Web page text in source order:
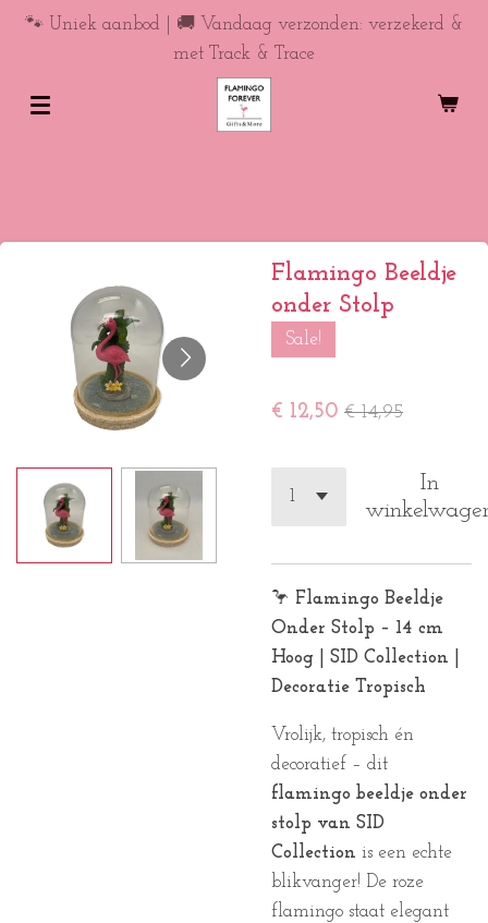
Ga🐾 Uniek aanbod | 🚚 Vandaag verzonden: verzekerd &
met Track & Trace
Flamingo Beeldje
onder Stolp
Sale!
€ 12,50 € 14,95
In
🦩 Flamingo Beeldje
Onder Stolp – 14 cm
Hoog | SID Collection |
Decoratie Tropisch
Vrolijk, tropisch én
decoratief – dit
flamingo beeldje onder
stolp van SID
Collection is een echte
blikvanger! De roze
flamingo staat elegant